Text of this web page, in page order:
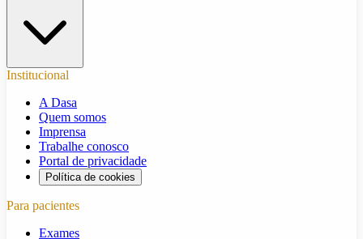
Institucional
A Dasa
Quem somos
Imprensa
Trabalhe conosco
Portal de privacidade
Política de cookies
Para pacientes
Exames